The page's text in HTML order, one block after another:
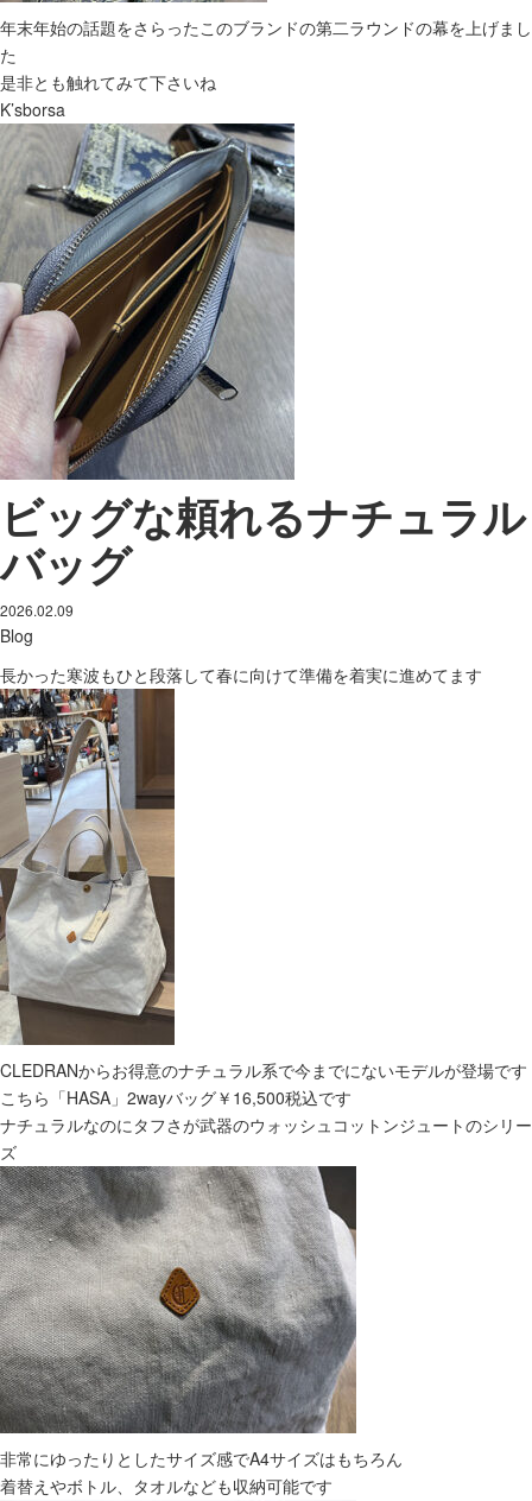
年末年始の話題をさらったこのブランドの第二ラウンドの幕を上げまし
た
是非とも触れてみて下さいね
K’sborsa
ビッグな頼れるナチュラル
バッグ
2026.02.09
Blog
長かった寒波もひと段落して春に向けて準備を着実に進めてます
CLEDRANからお得意のナチュラル系で今までにないモデルが登場です
こちら「HASA」2wayバッグ￥16,500税込です
ナチュラルなのにタフさが武器のウォッシュコットンジュートのシリー
ズ
非常にゆったりとしたサイズ感でA4サイズはもちろん
着替えやボトル、タオルなども収納可能です